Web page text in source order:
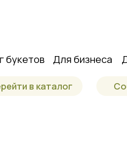
букетов Для бизнеса
в каталог